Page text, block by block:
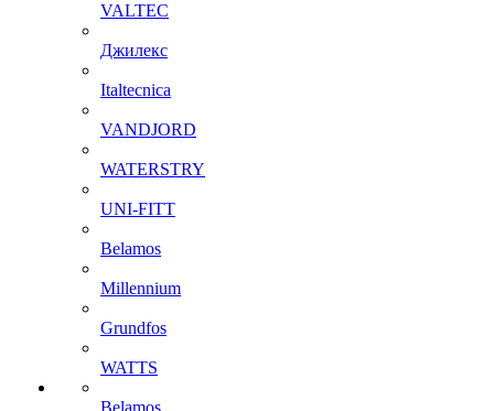
VALTEC
Джилекс
Italtecnica
VANDJORD
WATERSTRY
UNI-FITT
Belamos
Millennium
Grundfos
WATTS
Belamos